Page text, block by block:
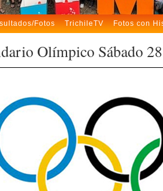
Fotos TrichileTV Fotos con
Olímpico Sábado